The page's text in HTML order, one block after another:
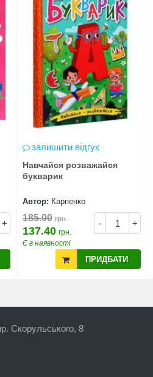
+
залишити відгук
Навчайся розважайся
букварик
Автор: Карпенко
- +
185.00 грн.
137.40 грн.
Є в наявності
ПРИДБАТИ
Скорульського, 8